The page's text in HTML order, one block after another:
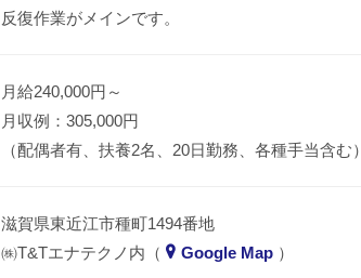
反復作業がメインです。
月給240,000円～
月収例：305,000円
（配偶者有、扶養2名、20日勤務、各種手当含む）
滋賀県東近江市種町1494番地
㈱T&Tエナテクノ内（
Google Map）